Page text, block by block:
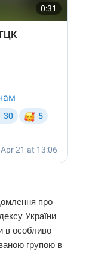
про
України
в особливо
групою в